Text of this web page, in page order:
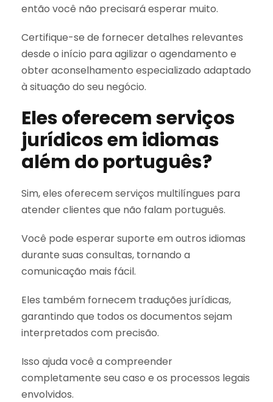
então você não precisará esperar muito.
Certifique-se de fornecer detalhes relevantes
desde o início para agilizar o agendamento e
obter aconselhamento especializado adaptado
à situação do seu negócio.
Eles oferecem serviços
jurídicos em idiomas
além do português?
Sim, eles oferecem serviços multilíngues para
atender clientes que não falam português.
Você pode esperar suporte em outros idiomas
durante suas consultas, tornando a
comunicação mais fácil.
Eles também fornecem traduções jurídicas,
garantindo que todos os documentos sejam
interpretados com precisão.
Isso ajuda você a compreender
completamente seu caso e os processos legais
envolvidos.